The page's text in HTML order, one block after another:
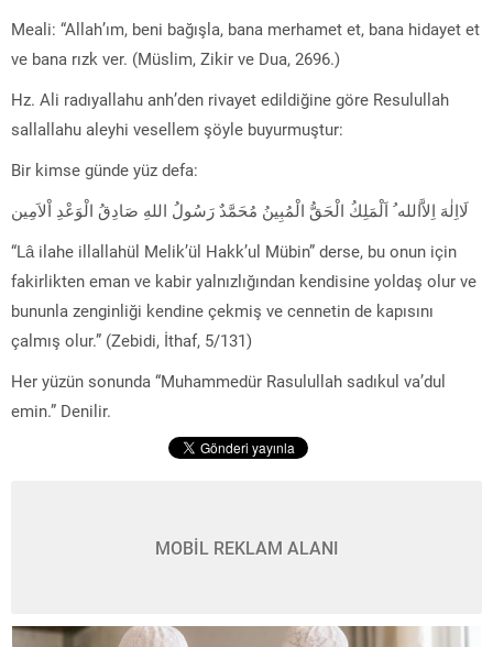
Meali: “Allah’ım, beni bağışla, bana merhamet et, bana hidayet et
ve bana rızk ver. (Müslim, Zikir ve Dua, 2696.)
Hz. Ali radıyallahu anh’den rivayet edildiğine göre Resulullah
sallallahu aleyhi vesellem şöyle buyurmuştur:
Bir kimse günde yüz defa:
لَااِلٰهَ اِلاَّالله ُ اَلْمَلِكُ الْحَقُّ الْمُبِينُ مُحَمَّدٌ رَسُولُ اللهِ صَادِقُ الْوَعْدِ اْلاَمِين
“Lâ ilahe illallahül Melik’ül Hakk’ul Mübin” derse, bu onun için
fakirlikten eman ve kabir yalnızlığından kendisine yoldaş olur ve
bununla zenginliği kendine çekmiş ve cennetin de kapısını
çalmış olur.” (Zebidi, İthaf, 5/131)
Her yüzün sonunda “Muhammedür Rasulullah sadıkul va’dul
emin.” Denilir.
MOBİL REKLAM ALANI